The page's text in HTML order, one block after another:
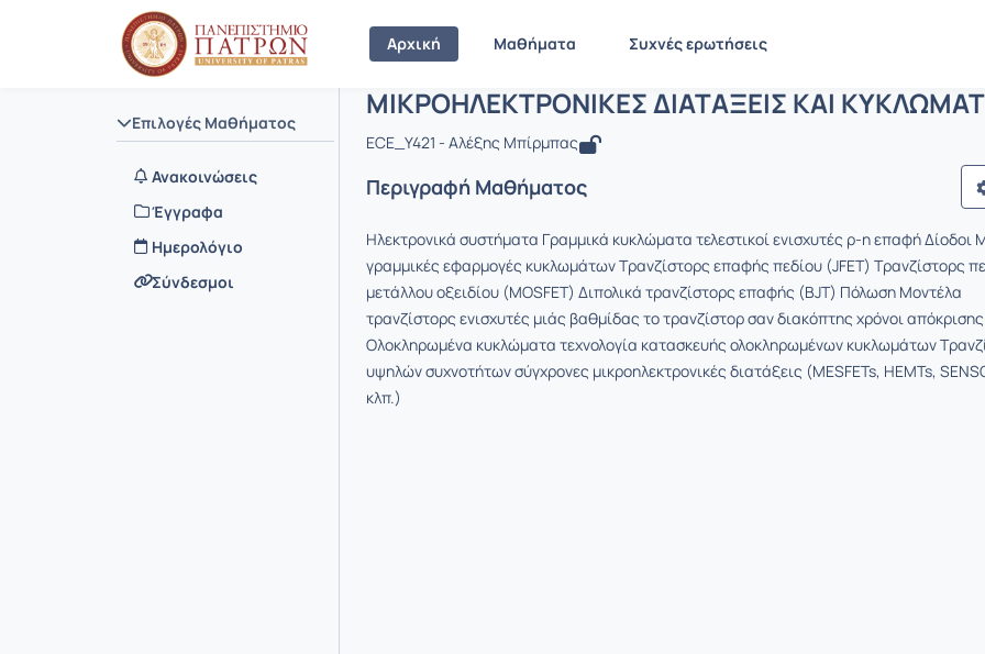
Αρχική Μαθήματα Συχνές ερωτήσεις
Επιλογές Μαθήματος
Ανακοινώσεις
Έγγραφα
Ημερολόγιο
Σύνδεσμοι
Αρχική Σελίδα ΜΙΚΡΟΗΛΕΚΤΡΟΝΙΚΕΣ ΔΙΑΤΑΞΕΙΣ KAI KYKΛΩMATA
Μάθημα : ΜΙΚΡΟΗΛΕΚΤΡΟΝΙΚΕΣ ΔΙΑΤΑΞΕΙΣ KAI
Κωδικός : EE733
ΜΙΚΡΟΗΛΕΚΤΡΟΝΙΚΕΣ ΔΙΑΤΑΞΕΙΣ KAI
ECE_Υ421 - Αλέξης Μπίρμπας
Περιγραφή Μαθήματος
Ηλεκτρονικά συστήματα Γραμμικά κυκλώματα τελεστικοί ενισχυτές ρ-η επαφή Δίοδοι
γραμμικές εφαρμογές κυκλωμάτων Τρανζίστορς επαφής πεδίου (JFET) Τρανζίστορς
μετάλλου οξειδίου (MOSFET) Διπολικά τρανζίστορς επαφής (ΒJT) Πόλωση Μοντέλα
τρανζίστορς ενισχυτές μιάς βαθμίδας το τρανζίστορ σαν διακόπτης χρόνοι
Ολοκληρωμένα κυκλώματα τεχνολογία κατασκευής ολοκληρωμένων κυκλωμάτων
υψηλών συχνοτήτων σύγχρονες μικροηλεκτρονικές διατάξεις (MESFETs, HEMTs,
κλπ.)